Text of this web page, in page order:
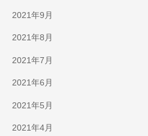
2021年9月
2021年8月
2021年7月
2021年6月
2021年5月
2021年4月